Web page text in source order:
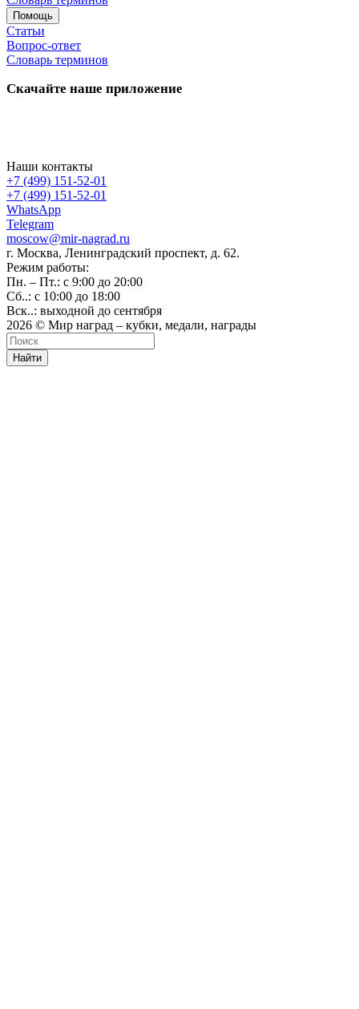
Помощь
Статьи
Вопрос-ответ
Словарь терминов
Скачайте наше приложение
Наши контакты
+7 (499) 151-52-01
+7 (499) 151-52-01
WhatsApp
Telegram
moscow@mir-nagrad.ru
г. Москва, Ленинградский проспект, д. 62.
Режим работы:
Пн. – Пт.: с 9:00 до 20:00
Сб..: с 10:00 до 18:00
Вск..: выходной до сентября
2026 © Мир наград – кубки, медали, награды
Найти